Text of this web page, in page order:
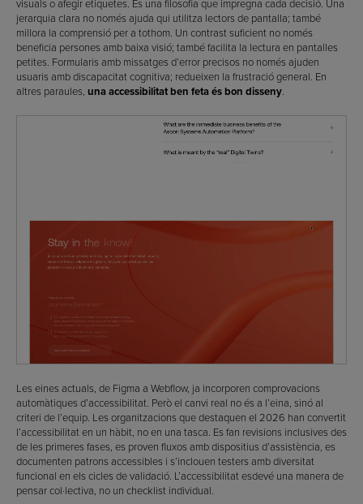
visuals o afegir etiquetes. És una filosofia que impregna cada decisió. Una
jerarquia clara no només ajuda qui utilitza lectors de pantalla; també
millora la comprensió per a tothom. Un contrast suficient no només
beneficia persones amb baixa visió; també facilita la lectura en pantalles
petites. Formularis amb missatges d’error precisos no només ajuden
usuaris amb discapacitat cognitiva; redueixen la frustració general. En
altres paraules, una accessibilitat ben feta és bon disseny.
Les eines actuals, de Figma a Webflow, ja incorporen comprovacions
automàtiques d’accessibilitat. Però el canvi real no és a l’eina, sinó al
criteri de l’equip. Les organitzacions que destaquen el 2026 han convertit
l’accessibilitat en un hàbit, no en una tasca. Es fan revisions inclusives des
de les primeres fases, es proven fluxos amb dispositius d’assistència, es
documenten patrons accessibles i s’inclouen testers amb diversitat
funcional en els cicles de validació. L’accessibilitat esdevé una manera de
pensar col·lectiva, no un checklist individual.